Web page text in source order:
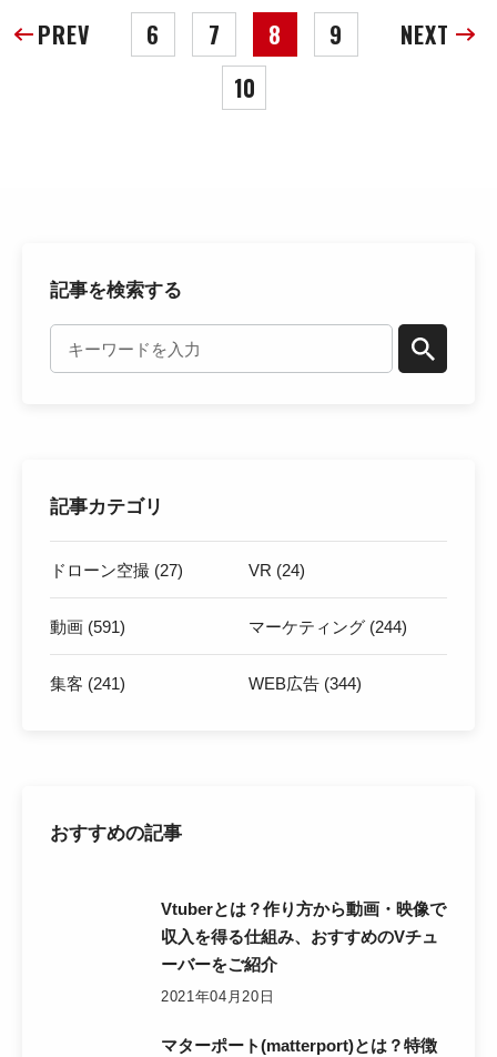
PREV 6 7 8
9
10
NEXT
記事を検索する
記事カテゴリ
ドローン空撮 (27) VR (24)
動画 (591) マーケティング (244)
集客 (241) WEB広告 (344)
おすすめの記事
Vtuberとは？作り方から動画・映像で
収入を得る仕組み、おすすめのVチュ
ーバーをご紹介
2021年04月20日
マターポート(matterport)とは？特徴